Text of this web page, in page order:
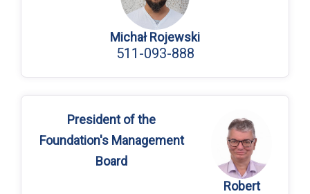
Michał Rojewski
511-093-888
President of the
Foundation's Management
Board
Robert